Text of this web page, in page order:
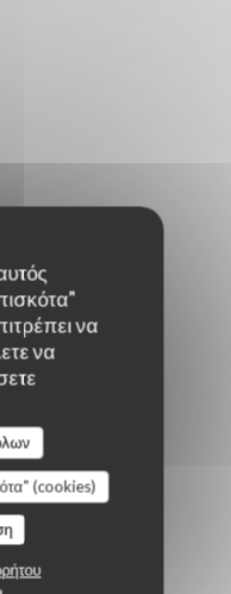
να
να
(cookies)